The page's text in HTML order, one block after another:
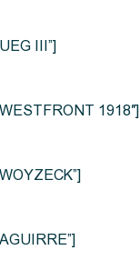
III”]
1918″]